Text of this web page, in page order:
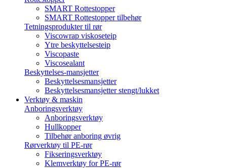
SMART Rottestopper
SMART Rottestopper tilbehør
Tetningsprodukter til rør
Viscowrap viskoseteip
Ytre beskyttelsesteip
Viscopaste
Viscosealant
Beskyttelses-mansjetter
Beskyttelsesmansjetter
Beskyttelsesmansjetter stengt/lukket
Verktøy & maskin
Anboringsverktøy
Anboringsverktøy
Hullkopper
Tilbehør anboring øvrig
Rørverktøy til PE-rør
Fikseringsverktøy
Klemverktøy for PE-rør